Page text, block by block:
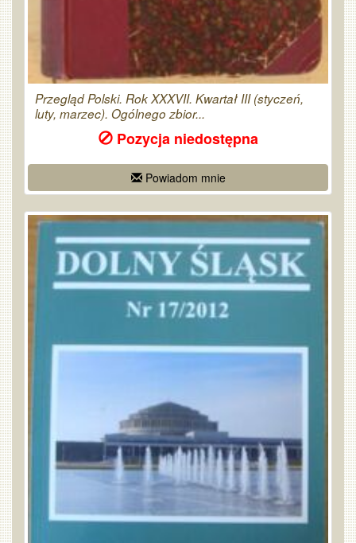
Przegląd Polski. Rok XXXVII. Kwartał III (styczeń,
luty, marzec). Ogólnego zbior...
Pozycja niedostępna
Powiadom mnie